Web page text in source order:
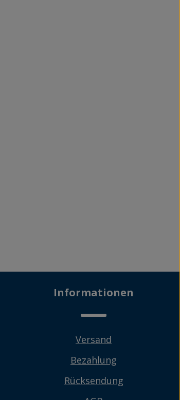
Informationen
Versand
Bezahlung
Rücksendung